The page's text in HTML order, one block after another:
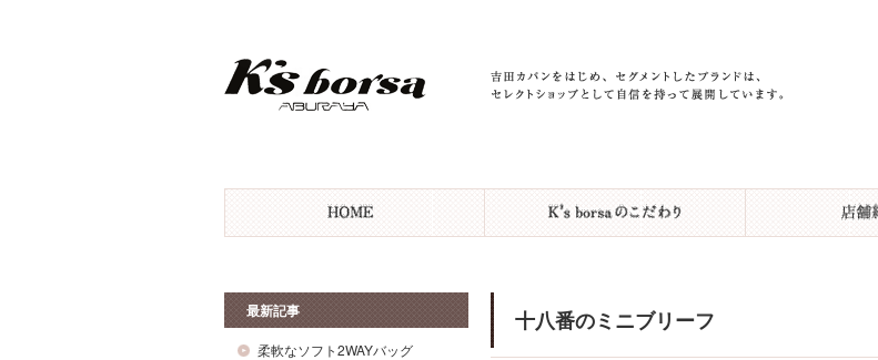
最新記事
柔軟なソフト2WAYバッグ
十八番のミニブリーフ